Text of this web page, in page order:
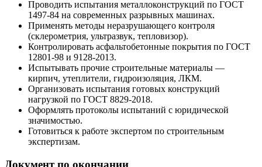
Проводить испытания металлоконструкций по ГОСТ
1497-84 на современных разрывных машинах.
Применять методы неразрушающего контроля
(склерометрия, ультразвук, тепловизор).
Контролировать асфальтобетонные покрытия по ГОСТ
12801-98 и 9128-2013.
Испытывать прочие строительные материалы —
кирпич, утеплители, гидроизоляция, ЛКМ.
Организовать испытания готовых конструкций
нагрузкой по ГОСТ 8829-2018.
Оформлять протоколы испытаний с юридической
значимостью.
Готовиться к работе экспертом по строительным
экспертизам.
Документ по окончании